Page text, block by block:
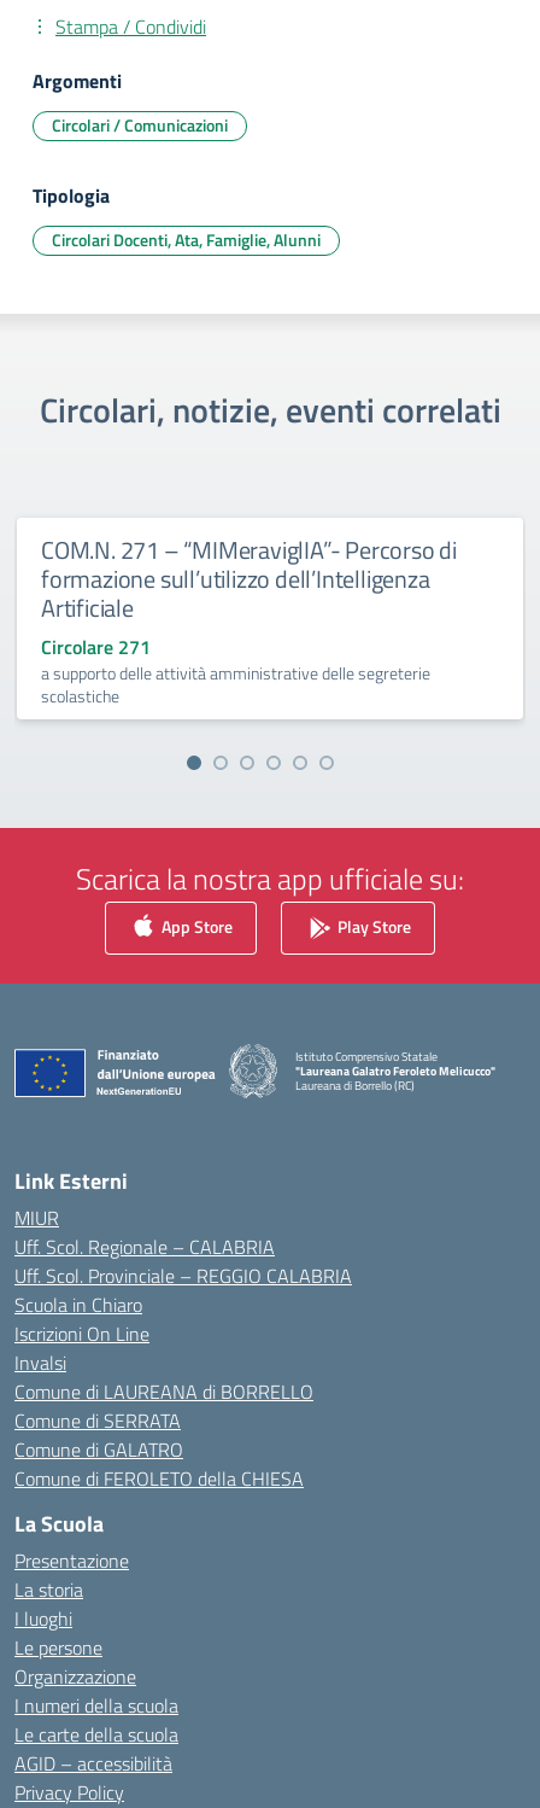
Stampa / Condividi
Argomenti
Circolari / Comunicazioni
Tipologia
Circolari Docenti, Ata, Famiglie, Alunni
Circolari, notizie, eventi correlati
COM.N. 271 – “MIMeraviglIA”- Percorso di
formazione sull’utilizzo dell’Intelligenza
Artificiale
Circolare 271
a supporto delle attività amministrative delle segreterie
scolastiche
Scarica la nostra app ufficiale su:
App Store Play Store
Istituto Comprensivo Statale
"Laureana Galatro Feroleto Melicucco"
Laureana di Borrello (RC)
Link Esterni
MIUR
Uff. Scol. Regionale – CALABRIA
Uff. Scol. Provinciale – REGGIO CALABRIA
Scuola in Chiaro
Iscrizioni On Line
Invalsi
Comune di LAUREANA di BORRELLO
Comune di SERRATA
Comune di GALATRO
Comune di FEROLETO della CHIESA
La Scuola
Presentazione
La storia
I luoghi
Le persone
Organizzazione
I numeri della scuola
Le carte della scuola
AGID – accessibilità
Privacy Policy